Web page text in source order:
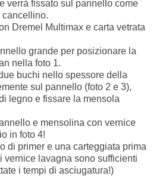
verrà fissato sul pannello come
cancellino.
Dremel Multimax e carta vetrata
grande per posizionare la
nella foto 1.
buchi nello spessore della
sul pannello (foto 2 e 3),
legno e fissare la mensola
e mensolina con vernice
in foto 4!
di primer e una carteggiata prima
vernice lavagna sono sufficienti
i tempi di asciugatura!)